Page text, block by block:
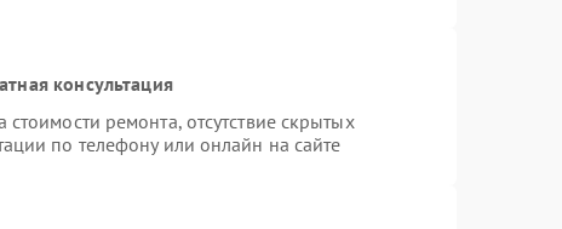
консультация
ремонта, отсутствие скрытых
по телефону или онлайн на сайте